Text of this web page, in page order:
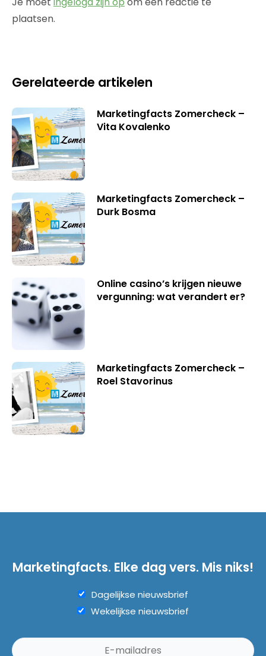
plaatsen.
Gerelateerde artikelen
Marketingfacts Zomercheck –
Vita Kovalenko
Marketingfacts Zomercheck –
Durk Bosma
Online casino’s krijgen nieuwe
vergunning: wat verandert er?
Marketingfacts Zomercheck –
Roel Stavorinus
Marketingfacts. Elke dag vers. Mis niks!
Dagelijkse nieuwsbrief
Wekelijkse nieuwsbrief